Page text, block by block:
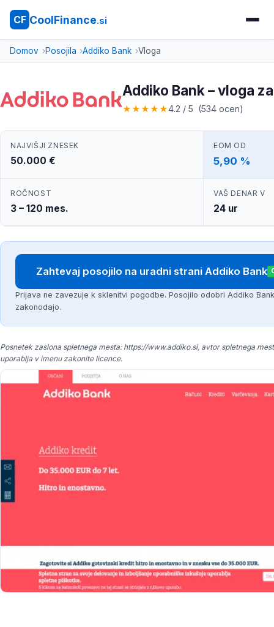
CF CoolFinance.si
Domov Posojila Addiko Bank Vloga
Addiko Bank – vloga
★★★★★4.2 / 5 (534 ocen)
NAJVIŠJI ZNESEK
50.000 €
EOM OD
5,90 %
ROČNOST
3 – 120 mes.
VAŠ DENAR V
24 ur
Zahtevaj posojilo na uradni strani Addiko Bank
Prijava ne zavezuje k sklenitvi pogodbe. Posojilo odobri Addiko
zakonodajo.
Posnetek zaslona spletnega mesta: https://www.addiko.si, avtor spletnega
uporablja v imenu zakonite licence.